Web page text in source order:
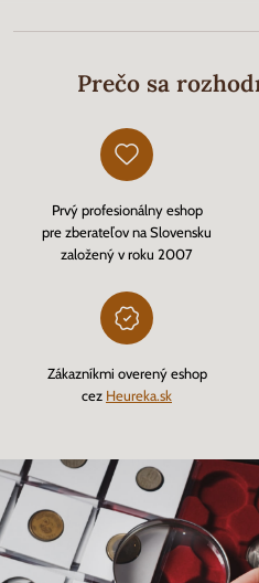
Prečo sa
Prvý profesionálny eshop
pre zberateľov na Slovensku
založený v roku 2007
Zákazníkmi overený eshop
cez Heureka.sk